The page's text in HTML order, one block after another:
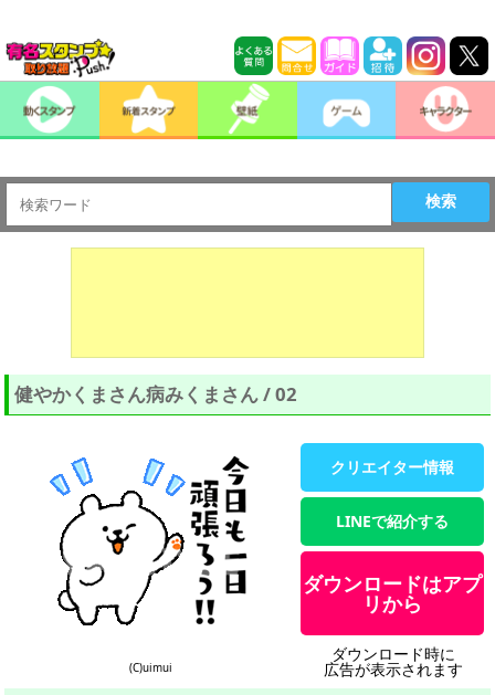
検索
健やかくまさん病みくまさん / 02
(C)uimui
クリエイター情報
LINEで紹介する
ダウンロードはアプ
リから
ダウンロード時に
広告が表示されます